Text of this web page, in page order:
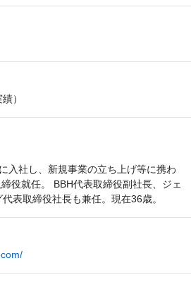
）
入社し、新規事業の立ち上げ等に携わ
役就任。 BBH代表取締役副社長、ジェ
表取締役社長も兼任。現在36歳。